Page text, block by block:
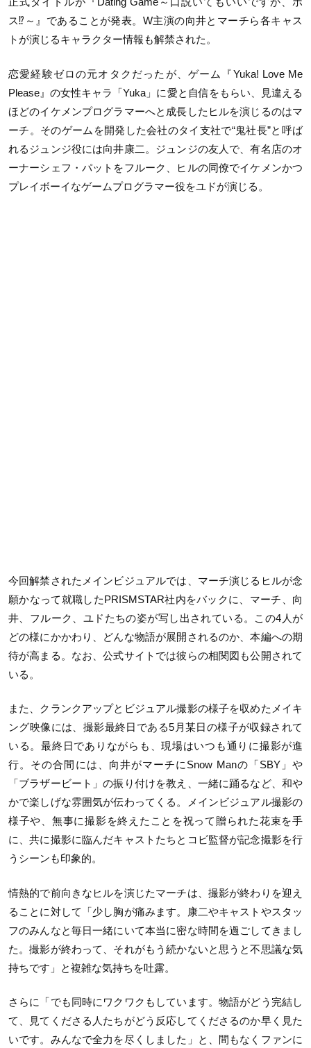
ス⁉～』であることが発表。W主演の向井とマーチら各キャス
トが演じるキャラクター情報も解禁された。
恋愛経験ゼロの元オタクだったが、ゲーム『Yuka! Love Me
Please』の女性キャラ「Yuka」に愛と自信をもらい、見違える
ほどのイケメンプログラマーへと成長したヒルを演じるのはマ
ーチ。そのゲームを開発した会社のタイ支社で“鬼社長”と呼ば
れるジュンジ役には向井康二。ジュンジの友人で、有名店のオ
ーナーシェフ・パットをフルーク、ヒルの同僚でイケメンかつ
プレイボーイなゲームプログラマー役をユドが演じる。
今回解禁されたメインビジュアルでは、マーチ演じるヒルが念
願かなって就職したPRISMSTAR社内をバックに、マーチ、向
井、フルーク、ユドたちの姿が写し出されている。この4人が
どの様にかかわり、どんな物語が展開されるのか、本編への期
待が高まる。なお、公式サイトでは彼らの相関図も公開されて
いる。
また、クランクアップとビジュアル撮影の様子を収めたメイキ
ング映像には、撮影最終日である5月某日の様子が収録されて
いる。最終日でありながらも、現場はいつも通りに撮影が進
行。その合間には、向井がマーチにSnow Manの「SBY」や
「ブラザービート」の振り付けを教え、一緒に踊るなど、和や
かで楽しげな雰囲気が伝わってくる。メインビジュアル撮影の
様子や、無事に撮影を終えたことを祝って贈られた花束を手
に、共に撮影に臨んだキャストたちとコビ監督が記念撮影を行
うシーンも印象的。
情熱的で前向きなヒルを演じたマーチは、撮影が終わりを迎え
ることに対して「少し胸が痛みます。康二やキャストやスタッ
フのみんなと毎日一緒にいて本当に密な時間を過ごしてきまし
た。撮影が終わって、それがもう続かないと思うと不思議な気
持ちです」と複雑な気持ちを吐露。
さらに「でも同時にワクワクもしています。物語がどう完結し
て、見てくださる人たちがどう反応してくださるのか早く見た
いです。みんなで全力を尽くしました」と、間もなくファンに